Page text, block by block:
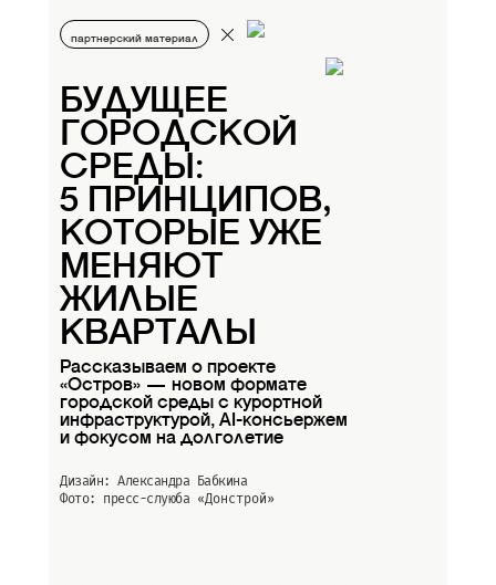
партнерский материал
БУДУЩЕЕ
ГОРОДСКОЙ
СРЕДЫ:
5 ПРИНЦИПОВ,
КОТОРЫЕ УЖЕ
МЕНЯЮТ
ЖИЛЫЕ
КВАРТАЛЫ
Рассказываем о проекте
«Остров» — новом формате
городской среды с курортной
инфраструктурой, AI-консьержем
и фокусом на долголетие
Дизайн: Александра Бабкина
Фото: пресс-слуюба «Донстрой»